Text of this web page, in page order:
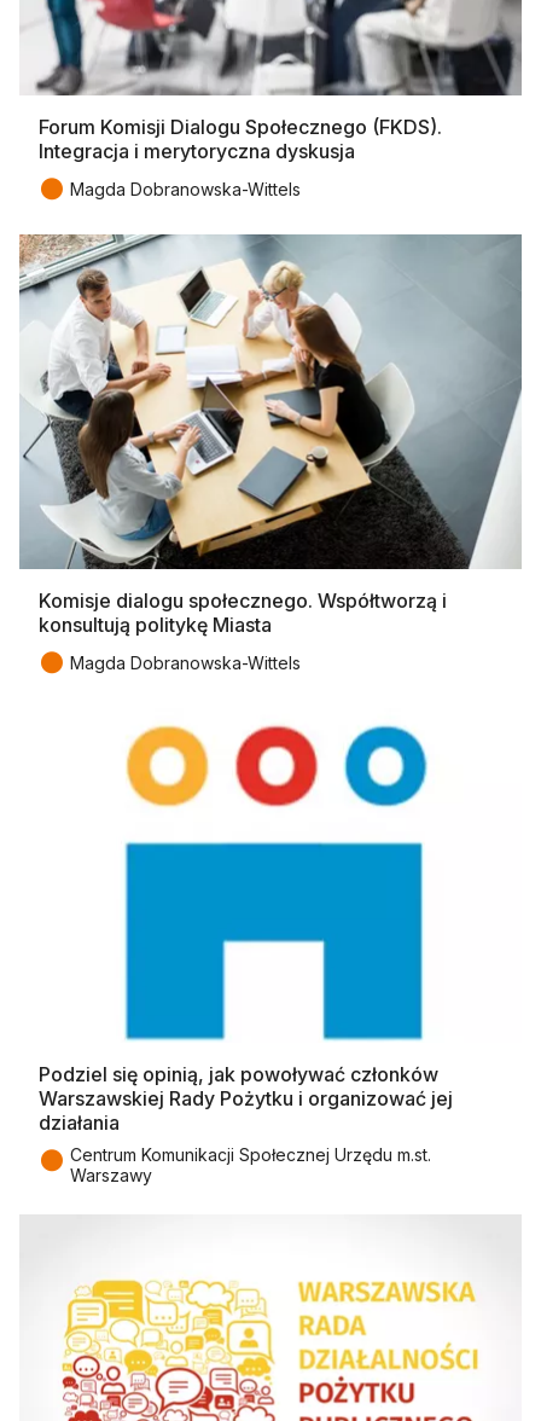
Forum Komisji Dialogu Społecznego (FKDS).
Integracja i merytoryczna dyskusja
● Magda Dobranowska-Wittels
Komisje dialogu społecznego. Współtworzą i
konsultują politykę Miasta
● Magda Dobranowska-Wittels
Podziel się opinią, jak powoływać członków
Warszawskiej Rady Pożytku i organizować jej
działania
● Centrum Komunikacji Społecznej Urzędu m.st.
Warszawy